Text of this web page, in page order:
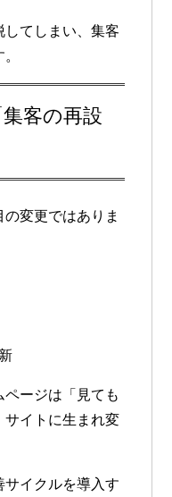
してしまい、集客
客の再設
変更ではありま
ージは「見ても
サイトに生まれ変
サイクルを導入す